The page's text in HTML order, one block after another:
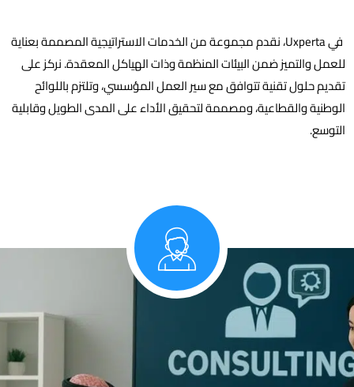
في Uxperta، نقدم مجموعة من الخدمات الاستراتيجية المصممة بعناية
للعمل والتميز ضمن البيئات المنظمة وذات الهياكل المعقدة. نركز على
تقديم حلول تقنية تتوافق مع سير العمل المؤسسي، وتلتزم باللوائح
الوطنية والقطاعية، ومصممة لتحقيق الأداء على المدى الطويل وقابلية
التوسع.